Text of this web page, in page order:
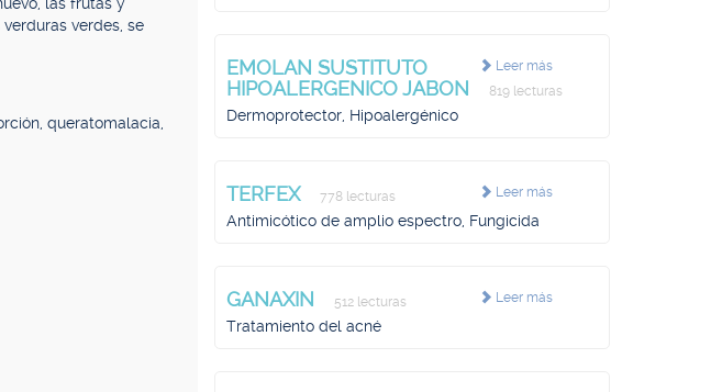
verdes, se
queratomalacia,
Leer más
EMOLAN SUSTITUTO
HIPOALERGENICO JABON
819 lecturas
Dermoprotector, Hipoalergénico
Leer más
TERFEX 778 lecturas
Antimicótico de amplio espectro, Fungicida
Leer más
GANAXIN 512 lecturas
Tratamiento del acné